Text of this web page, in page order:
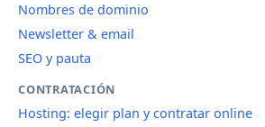
Nombres de dominio
Newsletter & email
SEO y pauta
CONTRATACIÓN
Hosting: elegir plan y contratar online